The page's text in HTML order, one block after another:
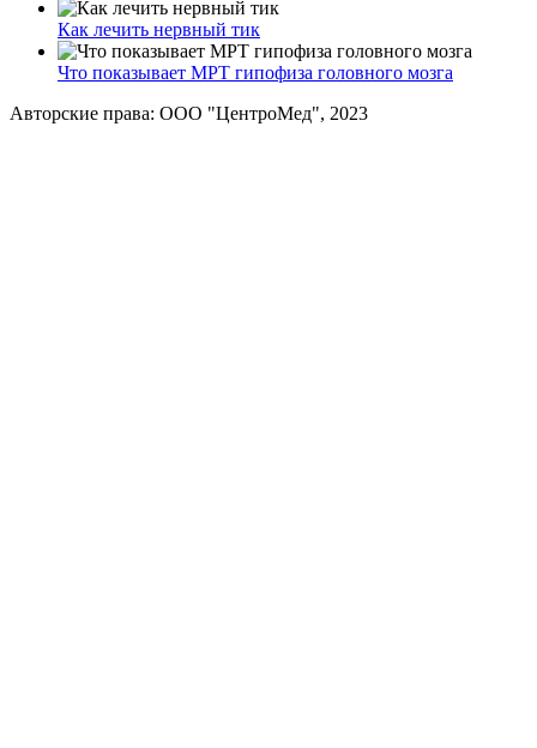
Как лечить нервный тик
Что показывает МРТ гипофиза головного мозга
Авторские права: ООО "ЦентроМед", 2023